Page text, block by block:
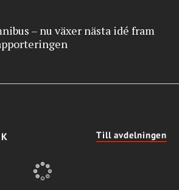
– nu växer nästa idé fram
Till avdelningen